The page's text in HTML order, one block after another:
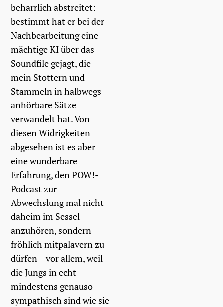
beharrlich abstreitet:
bestimmt hat er bei der
Nachbearbeitung eine
mächtige KI über das
Soundfile gejagt, die
mein Stottern und
Stammeln in halbwegs
anhörbare Sätze
verwandelt hat. Von
diesen Widrigkeiten
abgesehen ist es aber
eine wunderbare
Erfahrung, den POW!-
Podcast zur
Abwechslung mal nicht
daheim im Sessel
anzuhören, sondern
fröhlich mitpalavern zu
dürfen – vor allem, weil
die Jungs in echt
mindestens genauso
sympathisch sind wie sie